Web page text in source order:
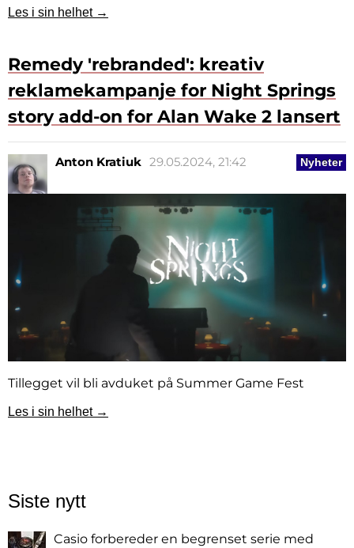
Les i sin helhet →
Remedy 'rebranded': kreativ
reklamekampanje for Night Springs
story add-on for Alan Wake 2 lansert
Nyheter
Anton Kratiuk 29.05.2024, 21:42
Tillegget vil bli avduket på Summer Game Fest
Les i sin helhet →
Siste nytt
Casio forbereder en begrenset serie med